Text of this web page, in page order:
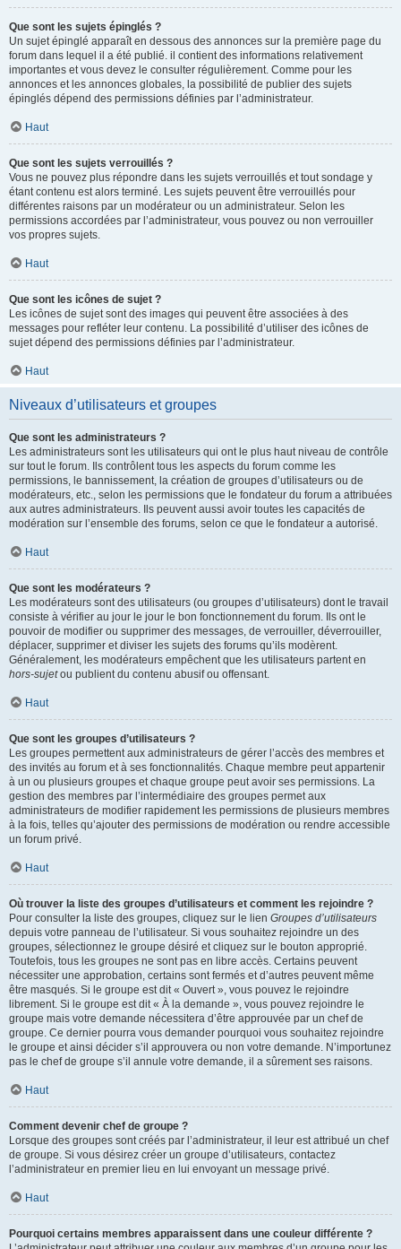
Que sont les sujets épinglés ?
Un sujet épinglé apparaît en dessous des annonces sur la première page du
forum dans lequel il a été publié. il contient des informations relativement
importantes et vous devez le consulter régulièrement. Comme pour les
annonces et les annonces globales, la possibilité de publier des sujets
épinglés dépend des permissions définies par l’administrateur.
Haut
Que sont les sujets verrouillés ?
Vous ne pouvez plus répondre dans les sujets verrouillés et tout sondage y
étant contenu est alors terminé. Les sujets peuvent être verrouillés pour
différentes raisons par un modérateur ou un administrateur. Selon les
permissions accordées par l’administrateur, vous pouvez ou non verrouiller
vos propres sujets.
Haut
Que sont les icônes de sujet ?
Les icônes de sujet sont des images qui peuvent être associées à des
messages pour refléter leur contenu. La possibilité d’utiliser des icônes de
sujet dépend des permissions définies par l’administrateur.
Haut
Niveaux d’utilisateurs et groupes
Que sont les administrateurs ?
Les administrateurs sont les utilisateurs qui ont le plus haut niveau de contrôle
sur tout le forum. Ils contrôlent tous les aspects du forum comme les
permissions, le bannissement, la création de groupes d’utilisateurs ou de
modérateurs, etc., selon les permissions que le fondateur du forum a attribuées
aux autres administrateurs. Ils peuvent aussi avoir toutes les capacités de
modération sur l’ensemble des forums, selon ce que le fondateur a autorisé.
Haut
Que sont les modérateurs ?
Les modérateurs sont des utilisateurs (ou groupes d’utilisateurs) dont le travail
consiste à vérifier au jour le jour le bon fonctionnement du forum. Ils ont le
pouvoir de modifier ou supprimer des messages, de verrouiller, déverrouiller,
déplacer, supprimer et diviser les sujets des forums qu’ils modèrent.
Généralement, les modérateurs empêchent que les utilisateurs partent en
hors-sujetou publient du contenu abusif ou offensant.
Haut
Que sont les groupes d’utilisateurs ?
Les groupes permettent aux administrateurs de gérer l’accès des membres et
des invités au forum et à ses fonctionnalités. Chaque membre peut appartenir
à un ou plusieurs groupes et chaque groupe peut avoir ses permissions. La
gestion des membres par l’intermédiaire des groupes permet aux
administrateurs de modifier rapidement les permissions de plusieurs membres
à la fois, telles qu’ajouter des permissions de modération ou rendre accessible
un forum privé.
Haut
Où trouver la liste des groupes d’utilisateurs et comment les rejoindre ?
Pour consulter la liste des groupes, cliquez sur le lien Groupes d’utilisateurs
depuis votre panneau de l’utilisateur. Si vous souhaitez rejoindre un des
groupes, sélectionnez le groupe désiré et cliquez sur le bouton approprié.
Toutefois, tous les groupes ne sont pas en libre accès. Certains peuvent
nécessiter une approbation, certains sont fermés et d’autres peuvent même
être masqués. Si le groupe est dit « Ouvert », vous pouvez le rejoindre
librement. Si le groupe est dit « À la demande », vous pouvez rejoindre le
groupe mais votre demande nécessitera d’être approuvée par un chef de
groupe. Ce dernier pourra vous demander pourquoi vous souhaitez rejoindre
le groupe et ainsi décider s’il approuvera ou non votre demande. N’importunez
pas le chef de groupe s’il annule votre demande, il a sûrement ses raisons.
Haut
Comment devenir chef de groupe ?
Lorsque des groupes sont créés par l’administrateur, il leur est attribué un chef
de groupe. Si vous désirez créer un groupe d’utilisateurs, contactez
l’administrateur en premier lieu en lui envoyant un message privé.
Haut
Pourquoi certains membres apparaissent dans une couleur différente ?